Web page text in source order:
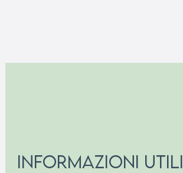
Informazioni utili